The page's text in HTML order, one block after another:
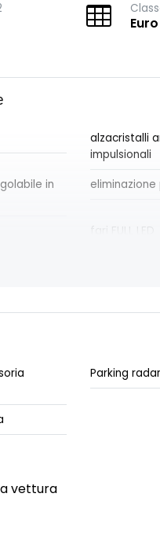
alzacristalli
impulsionali
in
Parking
vettura